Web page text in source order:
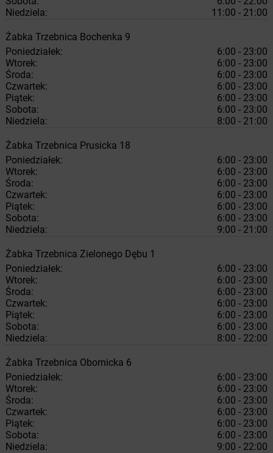
Niedziela:
11:00 - 21:00
Żabka Trzebnica Bochenka 9
Poniedziałek:
6:00 - 23:00
Wtorek:
6:00 - 23:00
Środa:
6:00 - 23:00
Czwartek:
6:00 - 23:00
Piątek:
6:00 - 23:00
Sobota:
6:00 - 23:00
Niedziela:
8:00 - 21:00
Żabka Trzebnica Prusicka 18
Poniedziałek:
6:00 - 23:00
Wtorek:
6:00 - 23:00
Środa:
6:00 - 23:00
Czwartek:
6:00 - 23:00
Piątek:
6:00 - 23:00
Sobota:
6:00 - 23:00
Niedziela:
9:00 - 21:00
Żabka Trzebnica Zielonego Dębu 1
Poniedziałek:
6:00 - 23:00
Wtorek:
6:00 - 23:00
Środa:
6:00 - 23:00
Czwartek:
6:00 - 23:00
Piątek:
6:00 - 23:00
Sobota:
6:00 - 23:00
Niedziela:
8:00 - 22:00
Żabka Trzebnica Obornicka 6
Poniedziałek:
6:00 - 23:00
Wtorek:
6:00 - 23:00
Środa:
6:00 - 23:00
Czwartek:
6:00 - 23:00
Piątek:
6:00 - 23:00
Sobota:
6:00 - 23:00
Niedziela:
9:00 - 22:00